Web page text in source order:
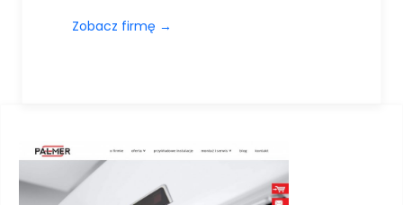
Zobacz firmę →